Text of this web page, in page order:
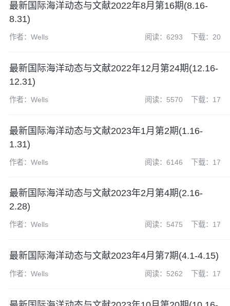
最新国际海洋动态与文献2022年8月第16期(8.16-
8.31)
作者：Wells 阅读：6293 下载：20
最新国际海洋动态与文献2022年12月第24期(12.16-
12.31)
作者：Wells 阅读：5570 下载：17
最新国际海洋动态与文献2023年1月第2期(1.16-
1.31)
作者：Wells 阅读：6146 下载：17
最新国际海洋动态与文献2023年2月第4期(2.16-
2.28)
作者：Wells 阅读：5475 下载：17
最新国际海洋动态与文献2023年4月第7期(4.1-4.15)
作者：Wells 阅读：5262 下载：17